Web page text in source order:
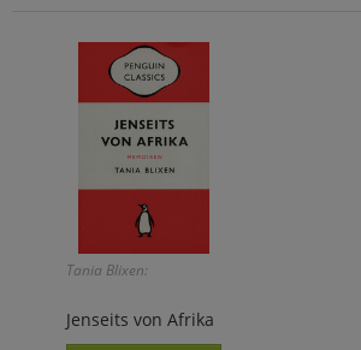
Tania Blixen:
Jenseits von Afrika